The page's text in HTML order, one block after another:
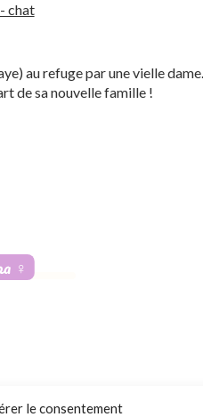
le consentement
chat
au refuge par une vielle
de sa nouvelle famille !
♀️